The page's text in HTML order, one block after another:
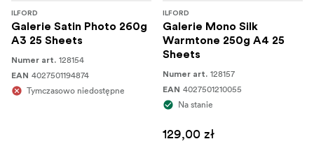
ILFORD
Galerie Satin Photo 260g
A3 25 Sheets
Numer art. 128154
EAN 4027501194874
Tymczasowo niedostępne
ILFORD
Galerie Mono Silk
Warmtone 250g A4 25
Sheets
Numer art. 128157
EAN 4027501210055
Na stanie
129,00 zł